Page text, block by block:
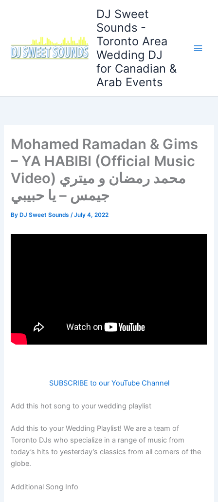
DJ Sweet
Sounds -
Toronto Area
Wedding DJ
for Canadian &
Arab Events
Mohamed Ramadan & Gims
– YA HABIBI (Official Music
Video) محمد رمضان و ميتري
جيمس – يا حبيبي
By DJ Sweet Sounds/July 4, 2022
SUBSCRIBE to our YouTube Channel
Add this hot song to your wedding playlist
Add this to your Wedding Playlist! We are a team of
Toronto DJs who specialize in a range of music from
today’s hits to yesterday’s classics from all corners of the
globe.
Additional Song Info